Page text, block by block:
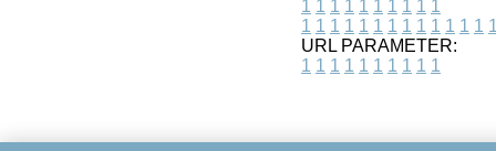
1 1 1 1 1 1 1 1 1 1
1 1 1 1 1 1 1 1 1 1 1 1 1
URL PARAMETER:
1 1 1 1 1 1 1 1 1 1